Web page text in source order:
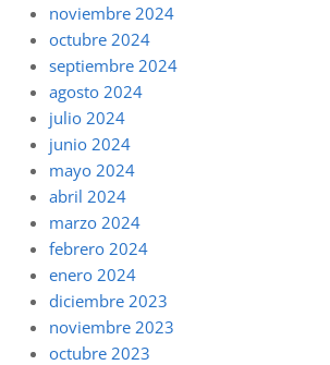
noviembre 2024
octubre 2024
septiembre 2024
agosto 2024
julio 2024
junio 2024
mayo 2024
abril 2024
marzo 2024
febrero 2024
enero 2024
diciembre 2023
noviembre 2023
octubre 2023